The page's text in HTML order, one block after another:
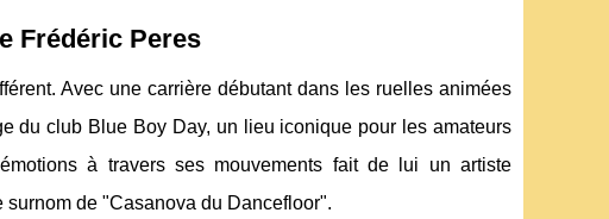
Frédéric Peres
Avec une carrière débutant dans les ruelles animées
du club Blue Boy Day, un lieu iconique pour les amateurs
à travers ses mouvements fait de lui un artiste
de "Casanova du Dancefloor".